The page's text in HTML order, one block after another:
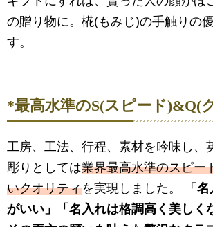
の贈り物に。椛(もみじ)の手触りの
す。
*最高水準のS(スピード)&Q(
工房、工法、行程、素材を吟味し、
彫りとしては業界最高水準のスピー
いクオリティを実現しました。 「 名
がいい 」「 名入れは格調高く美しく